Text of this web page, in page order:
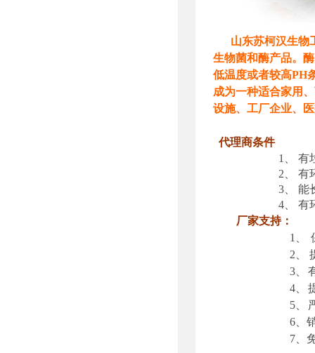
山东苏柯汉生物
生物菌和酶产品。
低温度或者较高PH
成为一种适合家用
设施、工厂企业、
代理商条件
1、
有
2、
有
3、
能
4、
有
厂家支持：
1、
2、
3、
4、
5、
6、
7、